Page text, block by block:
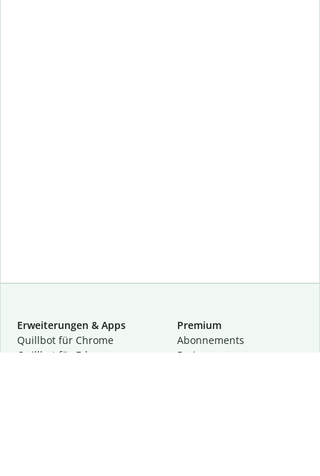
Erweiterungen & Apps
Quillbot für Chrome
Quillbot für Edge
Premium
Abon­ne­ments
Preise